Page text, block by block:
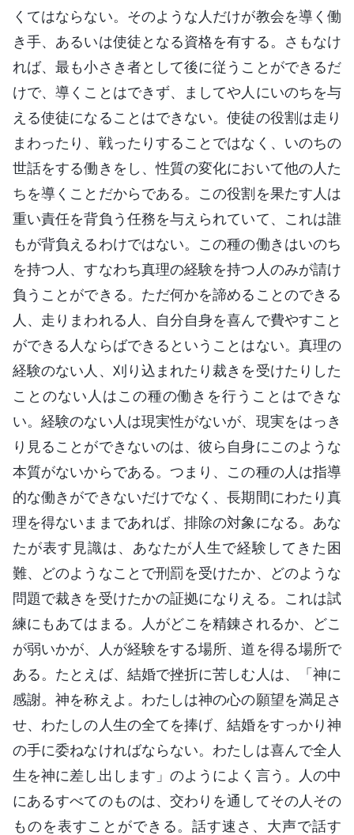
くてはならない。そのような人だけが教会を導く働
き手、あるいは使徒となる資格を有する。さもなけ
れば、最も小さき者として後に従うことができるだ
けで、導くことはできず、ましてや人にいのちを与
える使徒になることはできない。使徒の役割は走り
まわったり、戦ったりすることではなく、いのちの
世話をする働きをし、性質の変化において他の人た
ちを導くことだからである。この役割を果たす人は
重い責任を背負う任務を与えられていて、これは誰
もが背負えるわけではない。この種の働きはいのち
を持つ人、すなわち真理の経験を持つ人のみが請け
負うことができる。ただ何かを諦めることのできる
人、走りまわれる人、自分自身を喜んで費やすこと
ができる人ならばできるということはない。真理の
経験のない人、刈り込まれたり裁きを受けたりした
ことのない人はこの種の働きを行うことはできな
い。経験のない人は現実性がないが、現実をはっき
り見ることができないのは、彼ら自身にこのような
本質がないからである。つまり、この種の人は指導
的な働きができないだけでなく、長期間にわたり真
理を得ないままであれば、排除の対象になる。あな
たが表す見識は、あなたが人生で経験してきた困
難、どのようなことで刑罰を受けたか、どのような
問題で裁きを受けたかの証拠になりえる。これは試
練にもあてはまる。人がどこを精錬されるか、どこ
が弱いかが、人が経験をする場所、道を得る場所で
ある。たとえば、結婚で挫折に苦しむ人は、「神に
感謝。神を称えよ。わたしは神の心の願望を満足さ
せ、わたしの人生の全てを捧げ、結婚をすっかり神
の手に委ねなければならない。わたしは喜んで全人
生を神に差し出します」のようによく言う。人の中
にあるすべてのものは、交わりを通してその人その
ものを表すことができる。話す速さ、大声で話す